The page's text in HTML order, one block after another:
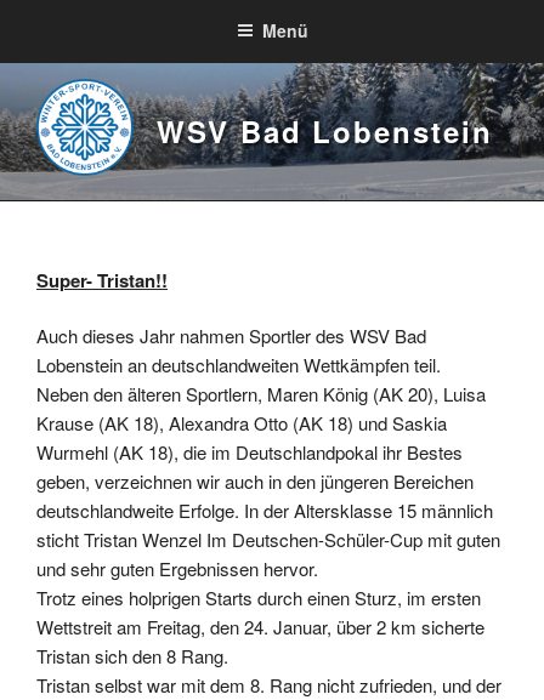
springen
WSV Bad Lobenstein
Menü
Super- Tristan!!
Auch dieses Jahr nahmen Sportler des WSV Bad
Lobenstein an deutschlandweiten Wettkämpfen teil.
Neben den älteren Sportlern, Maren König (AK 20), Luisa
Krause (AK 18), Alexandra Otto (AK 18) und Saskia
Wurmehl (AK 18), die im Deutschlandpokal ihr Bestes
geben, verzeichnen wir auch in den jüngeren Bereichen
deutschlandweite Erfolge. In der Altersklasse 15 männlich
sticht Tristan Wenzel Im Deutschen-Schüler-Cup mit guten
und sehr guten Ergebnissen hervor.
Trotz eines holprigen Starts durch einen Sturz, im ersten
Wettstreit am Freitag, den 24. Januar, über 2 km sicherte
Tristan sich den 8 Rang.
Tristan selbst war mit dem 8. Rang nicht zufrieden, und der